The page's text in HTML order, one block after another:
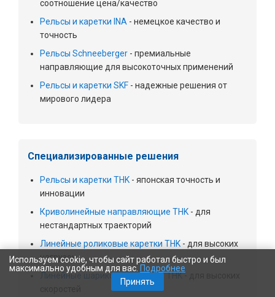
соотношение цена/качество
Рельсы и каретки INA - немецкое качество и
точность
Рельсы Schneeberger - премиальные
направляющие для высокоточных применений
Рельсы и каретки SKF - надежные решения от
мирового лидера
Специализированные решения
Рельсы и каретки THK - японская точность и
инновации
Криволинейные направляющие THK - для
нестандартных траекторий
Линейные роликовые каретки THK - для высоких
нагрузок
Линейные шариковые каретки THK- для высоких
Используем cookie, чтобы сайт работал быстро и был
максимально удобным для вас. Подробнее
Принять